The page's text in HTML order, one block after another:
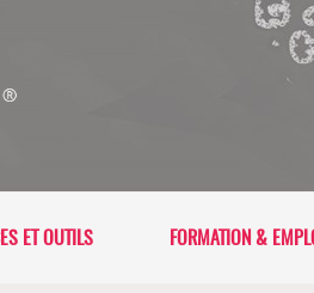
ET OUTILS FORMATION &